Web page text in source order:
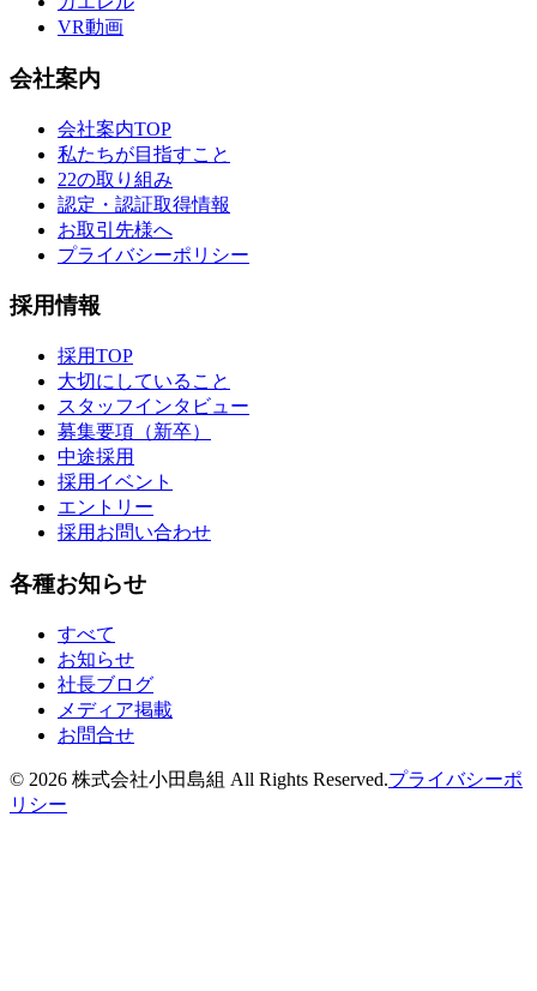
VR動画
会社案内
会社案内TOP
私たちが目指すこと
22の取り組み
認定・認証取得情報
お取引先様へ
プライバシーポリシー
採用情報
採用TOP
大切にしていること
スタッフインタビュー
募集要項（新卒）
中途採用
採用イベント
エントリー
採用お問い合わせ
各種お知らせ
すべて
お知らせ
社長ブログ
メディア掲載
お問合せ
© 2026 株式会社小田島組 All Rights Reserved.プライバシーポ
リシー